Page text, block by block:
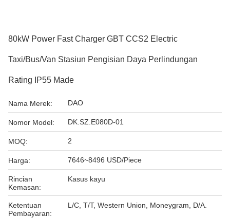
80kW Power Fast Charger GBT CCS2 Electric
Taxi/Bus/Van Stasiun Pengisian Daya Perlindungan
Rating IP55 Made
Nama Merek: DAO
Nomor Model: DK.SZ.E080D-01
MOQ: 2
Harga: 7646~8496 USD/Piece
Rincian
Kemasan:
Kasus kayu
Ketentuan
Pembayaran:
L/C, T/T, Western Union, Moneygram, D/A.